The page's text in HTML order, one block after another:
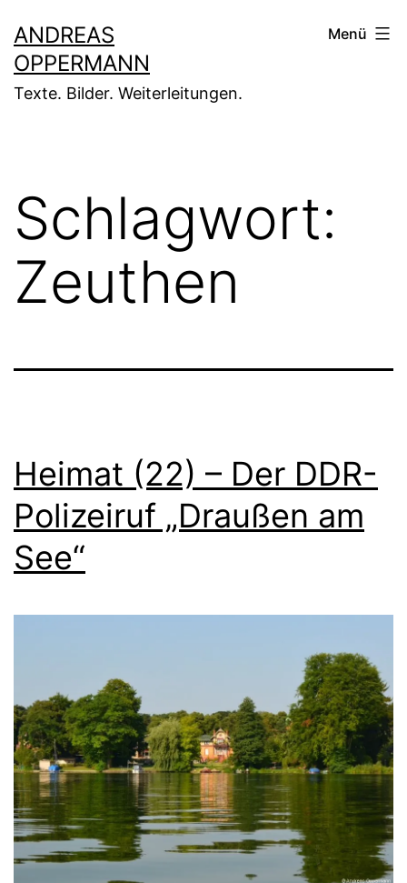
Inhalt
springen
ANDREAS
OPPERMANN
Texte. Bilder. Weiterleitungen.
Menü
Schlagwort:
Zeuthen
Heimat (22) – Der DDR-
Polizeiruf „Draußen am
See“